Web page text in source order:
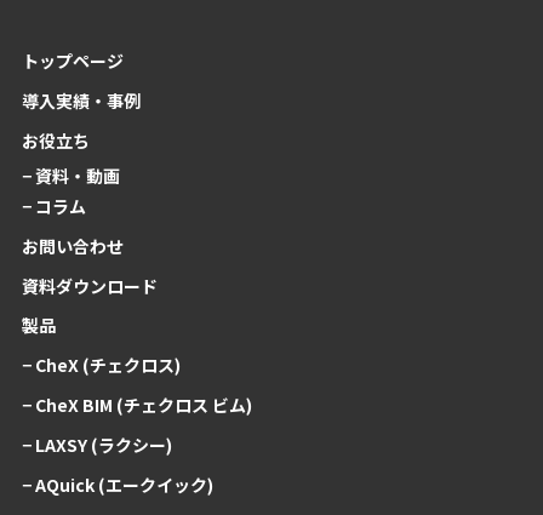
トップページ
導入実績・事例
お役立ち
− 資料・動画
− コラム
お問い合わせ
資料ダウンロード
製品
− CheX (チェクロス)
− CheX BIM (チェクロス ビム)
− LAXSY (ラクシー)
− AQuick (エークイック)